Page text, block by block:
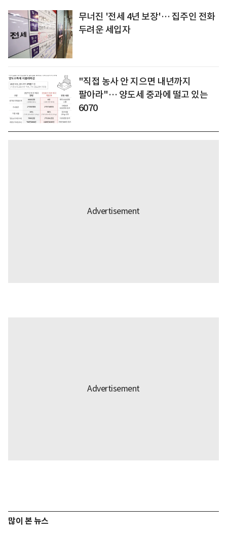
무너진 '전세 4년 보장'… 집주인 전화
두려운 세입자
"직접 농사 안 지으면 내년까지
팔아라"… 양도세 중과에 떨고 있는
6070
많이 본 뉴스